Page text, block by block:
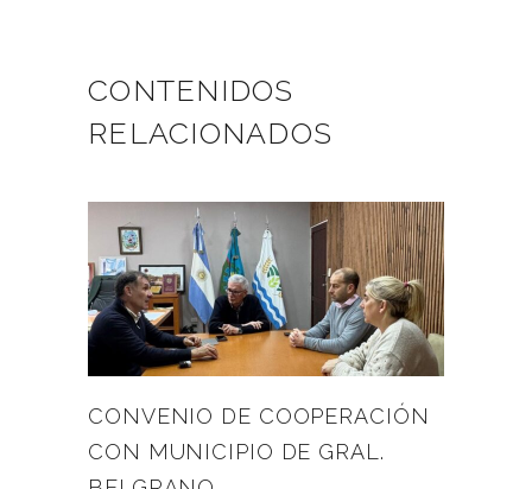
CONTENIDOS
RELACIONADOS
CONVENIO DE COOPERACIÓN
CON MUNICIPIO DE GRAL.